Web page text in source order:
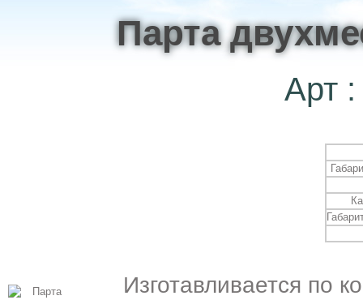
Парта
Арт
Изготавливается по